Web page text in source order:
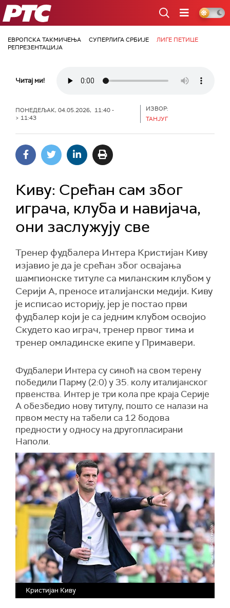
РТС
ЕВРОПСКА ТАКМИЧЕЊА СУПЕРЛИГА СРБИЈЕ
ЛИГЕ ПЕТИЦЕ
РЕПРЕЗЕНТАЦИЈА
Читај ми!
ПОНЕДЕЉАК, 04.05.2026, 11:40 -
> 11:43
ИЗВОР:
ТАНЈУГ
Киву: Срећан сам због
играча, клуба и навијача,
они заслужују све
Тренер фудбалера Интера Кристијан Киву
изјавио је да је срећан због освајања
шампионске титуле са миланским клубом у
Серији А, преносе италијански медији. Киву
је исписао историју, јер је постао први
фудбалер који је са једним клубом освојио
Скудето као играч, тренер првог тима и
тренер омладинске екипе у Примавери.
Фудбалери Интера су синоћ на свом терену
победили Парму (2:0) у 35. колу италијанског
првенства. Интер је три кола пре краја Серије
А обезбедио нову титулу, пошто се налази на
првом месту на табели са 12 бодова
предности у односу на другопласирани
Наполи.
Кристијан Киву